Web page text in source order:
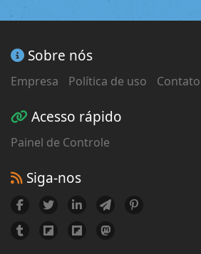
Sobre nós
Empresa Política de uso Contato
Acesso rápido
Painel de Controle
Siga-nos